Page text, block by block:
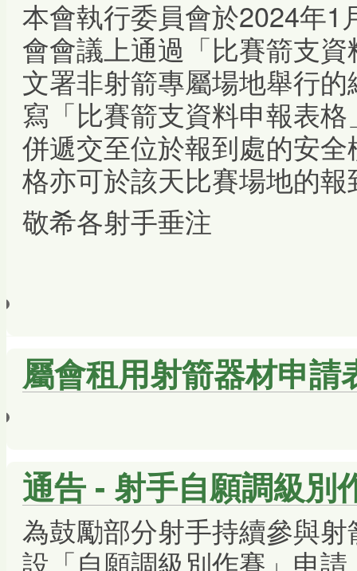
本會執行委員會於2024年1
會會議上通過「比賽箭支
文署非射箭專屬場地舉行
寫「比賽箭支資料申報表
併遞交至位於報到處的安
格亦可於該天比賽場地的
敬希各射手垂注
屬會租用射箭器材申請
通告 - 射手自願調級別
為鼓勵部分射手持續參與
設「自願調級別作賽」申請